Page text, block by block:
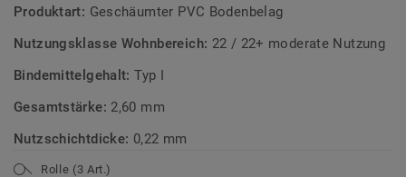
Produktart: Geschäumter PVC Bodenbelag
Nutzungsklasse Wohnbereich: 22 / 22+ moderate Nutzung
Bindemittelgehalt:Typ I
Gesamtstärke: 2,60 mm
Nutzschichtdicke: 0,22 mm
Rolle (3 Art.)